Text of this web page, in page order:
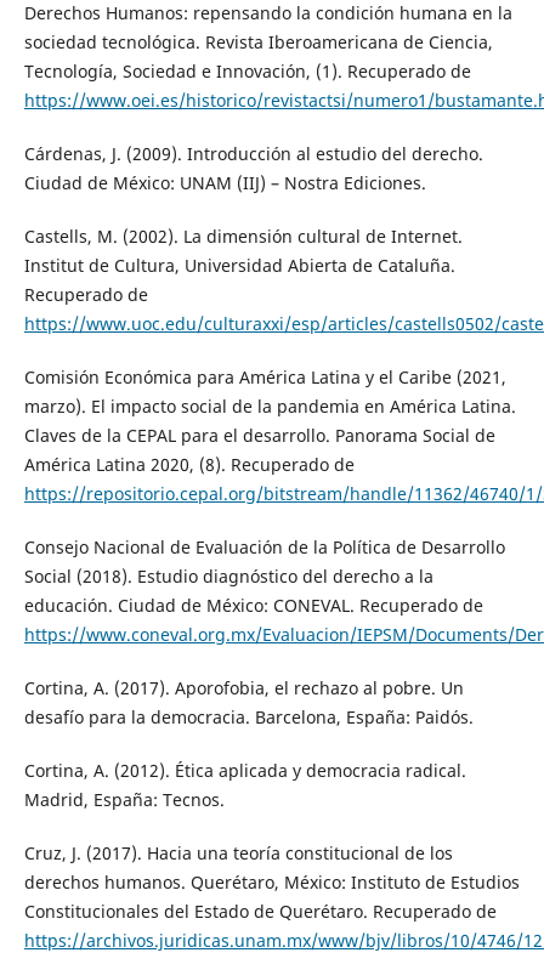
Derechos Humanos: repensando la condición humana en la
sociedad tecnológica. Revista Iberoamericana de Ciencia,
Tecnología, Sociedad e Innovación, (1). Recuperado de
https://www.oei.es/historico/revistactsi/numero1/
Cárdenas, J. (2009). Introducción al estudio del derecho.
Ciudad de México: UNAM (IIJ) – Nostra Ediciones.
Castells, M. (2002). La dimensión cultural de Internet.
Institut de Cultura, Universidad Abierta de Cataluña.
Recuperado de
https://www.uoc.edu/culturaxxi/esp/articles/castells0502/
Comisión Económica para América Latina y el Caribe (2021,
marzo). El impacto social de la pandemia en América Latina.
Claves de la CEPAL para el desarrollo. Panorama Social de
América Latina 2020, (8). Recuperado de
https://repositorio.cepal.org/bitstream/handle/11362/46740/1/
Consejo Nacional de Evaluación de la Política de Desarrollo
Social (2018). Estudio diagnóstico del derecho a la
educación. Ciudad de México: CONEVAL. Recuperado de
https://www.coneval.org.mx/Evaluacion/IEPSM/Documents/
Cortina, A. (2017). Aporofobia, el rechazo al pobre. Un
desafío para la democracia. Barcelona, España: Paidós.
Cortina, A. (2012). Ética aplicada y democracia radical.
Madrid, España: Tecnos.
Cruz, J. (2017). Hacia una teoría constitucional de los
derechos humanos. Querétaro, México: Instituto de Estudios
Constitucionales del Estado de Querétaro. Recuperado de
https://archivos.juridicas.unam.mx/www/bjv/libros/10/4746/